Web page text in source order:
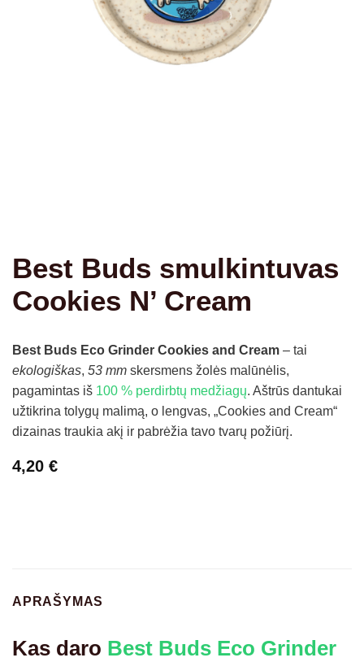
Best Buds smulkintuvas
Cookies N’ Cream
Best Buds Eco Grinder Cookies and Cream – tai
ekologiškas, 53 mm skersmens žolės malūnėlis,
pagamintas iš 100 % perdirbtų medžiagų. Aštrūs dantukai
užtikrina tolygų malimą, o lengvas, „Cookies and Cream“
dizainas traukia akį ir pabrėžia tavo tvarų požiūrį.
4,20 €
APRAŠYMAS
Kas daro Best Buds Eco Grinder